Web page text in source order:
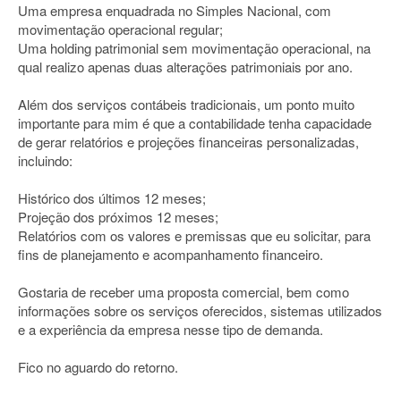
Uma empresa enquadrada no Simples Nacional, com
movimentação operacional regular;
Uma holding patrimonial sem movimentação operacional, na
qual realizo apenas duas alterações patrimoniais por ano.
Além dos serviços contábeis tradicionais, um ponto muito
importante para mim é que a contabilidade tenha capacidade
de gerar relatórios e projeções financeiras personalizadas,
incluindo:
Histórico dos últimos 12 meses;
Projeção dos próximos 12 meses;
Relatórios com os valores e premissas que eu solicitar, para
fins de planejamento e acompanhamento financeiro.
Gostaria de receber uma proposta comercial, bem como
informações sobre os serviços oferecidos, sistemas utilizados
e a experiência da empresa nesse tipo de demanda.
Fico no aguardo do retorno.